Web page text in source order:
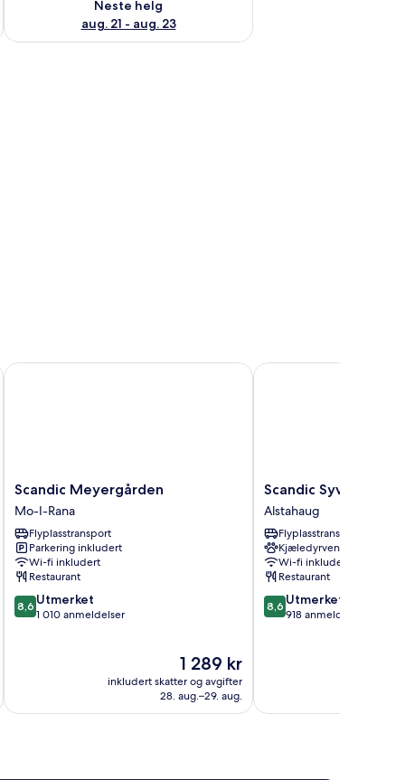
Neste helg
aug. 21 - aug. 23
Scandic
Meyergården
Mo-
I-
Rana
Scandic Meyergården
Mo-I-Rana
Flyplasstransport
Parkering inkludert
Wi-fi inkludert
Restaurant
8.6
av
8,6 Utmerket
1 010 anmeldelser
Prisen
er
1 289 kr
1 289 kr
inkludert skatter og avgifter
28. aug.–29. aug.
Scandic Meyergården
Scandic
Syv
Søstre
Alstahaug
Scandic Syv Søstre
Alstahaug
Flyplasstransport
Kjæledyrvennlig
Wi-fi inkludert
Restaurant
8.6
av
8,6 Utmerket
918 anmeldelser
Scandic Syv Søstre